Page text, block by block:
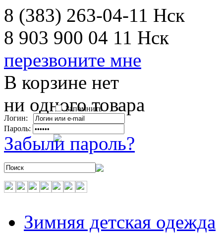
8 (383) 263-04-11 Нск
8 903 900 04 11 Нск
перезвоните мне
В корзине нет
ни одного товара
Запомнить
Логин:
Пароль:
Забыли пароль?
Зимняя детская одежда